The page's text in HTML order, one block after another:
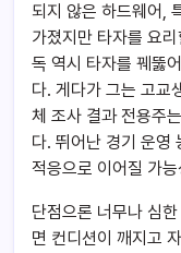
되지 않은 하드웨어,
가졌지만 타자를 요
독 역시 타자를 꿰뚫
다. 게다가 그는 고교
체 조사 결과 전용주
다. 뛰어난 경기 운영
적응으로 이어질 가
단점으론 너무나 심
면 컨디션이 깨지고